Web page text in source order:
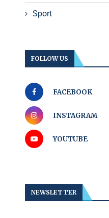
Sport
FOLLOW US
FACEBOOK
INSTAGRAM
YOUTUBE
NEWSLETTER